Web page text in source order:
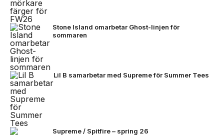
Stone Island omarbetar Ghost-linjen för
sommaren
Lil B samarbetar med Supreme för Summer Tees
Supreme / Spitfire – spring 26